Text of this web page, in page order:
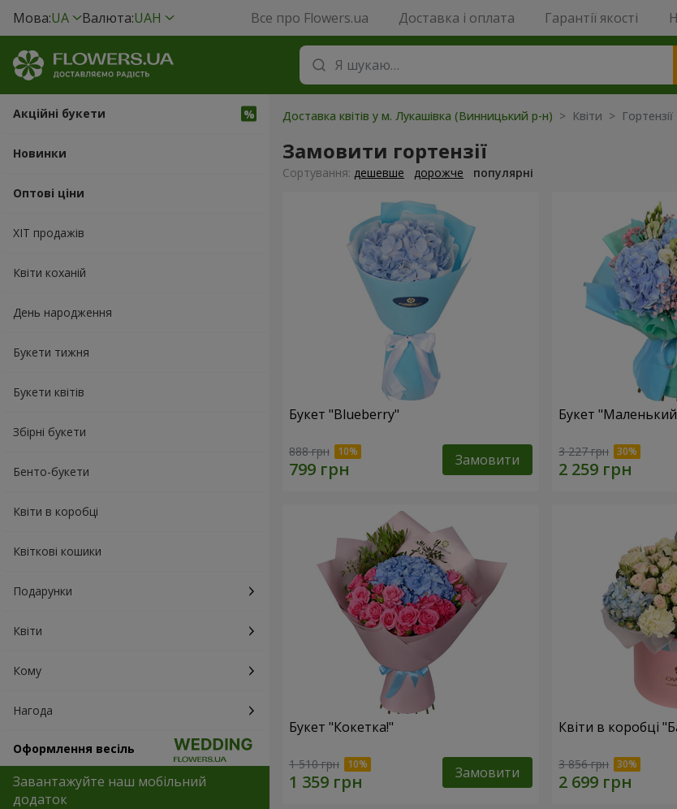
Мова:UA Валюта:UAH Все про Flowers.ua Доставка і оплата Гарантії якості
Акційні букети
Новинки
Оптові ціни
ХІТ продажів
Квіти коханій
День народження
Букети тижня
Букети квітів
Збірні букети
Бенто-букети
Квіти в коробці
Квіткові кошики
Подарунки
Квіти
Кому
Нагода
Оформлення весіль
Завантажуйте наш мобільний
додаток
Доставка квітів у м. Лукашівка (Винницький р-н) > Квіти > Гортензії
Замовити гортензії
Сортування: дешевше дорожче популярні
Букет "Blueberry"
888 грн Замовити
Букет
3 227 грн
Букет "Кокетка!"
1 510 грн Замовити
Квіти в коробці
3 856 грн